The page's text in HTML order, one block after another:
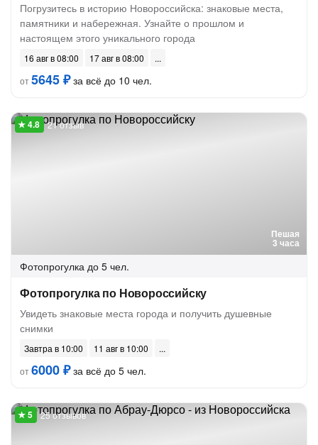
Погрузитесь в историю Новороссийска: знаковые места,
памятники и набережная. Узнайте о прошлом и
настоящем этого уникального города
16 авг в 08:00
17 авг в 08:00
от5645 ₽за всё до 10 чел.
Пешая
3 часа
21 отзыв
Фотопрогулка до 5 чел.
Фотопрогулка по Новороссийску
Увидеть знаковые места города и получить душевные
снимки
Завтра в 10:00
11 авг в 10:00
от6000 ₽за всё до 5 чел.
25 отзывов